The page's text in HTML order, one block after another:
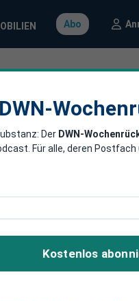
Abo
sind
früherer RAF-
führt durch
DWN-
Der DWN-
Für alle, deren
Kostenlos